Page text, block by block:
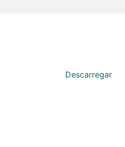
Descarregar